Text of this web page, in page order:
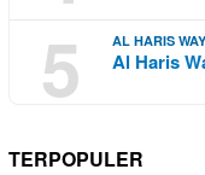
5 AL HARIS
Al Haris
TERPOPULER